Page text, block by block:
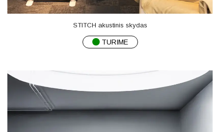
STITCH akustinis skydas
TURIME